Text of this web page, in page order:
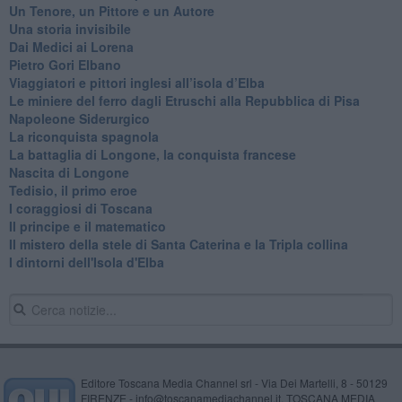
​Un Tenore, un Pittore e un Autore
Una storia invisibile
Dai Medici ai Lorena
​Pietro Gori Elbano
​Viaggiatori e pittori inglesi all’isola d’Elba
Le miniere del ferro dagli Etruschi alla Repubblica di Pisa
​Napoleone Siderurgico
​La riconquista spagnola
​La battaglia di Longone, la conquista francese
Nascita di Longone
Tedisio, il primo eroe
I coraggiosi di Toscana
Il principe e il matematico
Il mistero della stele di Santa Caterina e la Tripla collina
I dintorni dell'Isola d'Elba
Editore Toscana Media Channel srl - Via Dei Martelli, 8 - 50129
FIRENZE - info@toscanamediachannel.it. TOSCANA MEDIA